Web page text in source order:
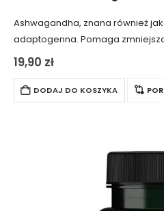
Ashwagandha, znana również
adaptogenna. Pomaga
spowodowane stresem,
i odpornościowy oraz redukuje
kapsułka zawiera 450…
19,90 zł
DODAJ DO KOSZYKA